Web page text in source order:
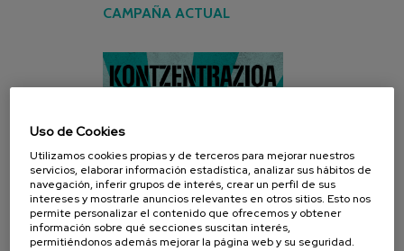
CAMPAÑA ACTUAL
Uso de Cookies
Utilizamos cookies propias y de terceros para mejorar nuestros
servicios, elaborar información estadística, analizar sus hábitos de
navegación, inferir grupos de interés, crear un perfil de sus
intereses y mostrarle anuncios relevantes en otros sitios. Esto nos
permite personalizar el contenido que ofrecemos y obtener
información sobre qué secciones suscitan interés,
permitiéndonos además mejorar la página web y su seguridad.